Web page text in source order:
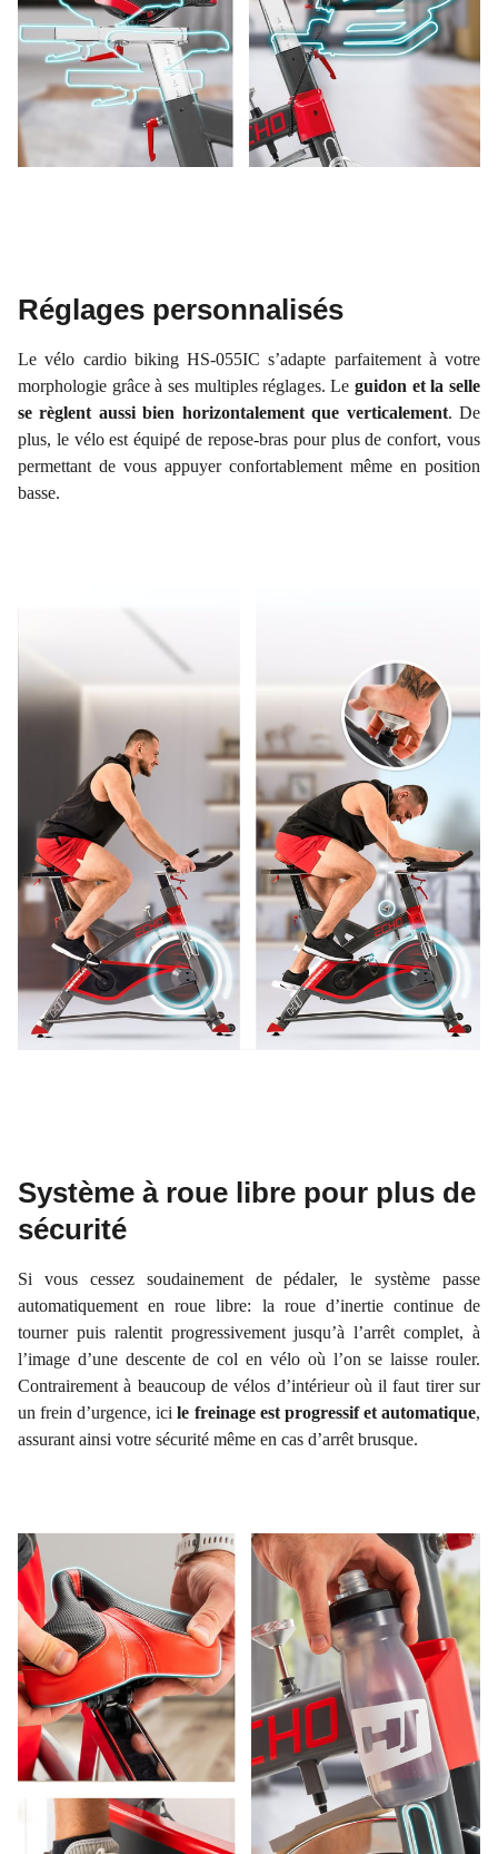
Réglages personnalisés
Le vélo cardio biking HS-055IC s’adapte parfaitement à votre
morphologie grâce à ses multiples réglages. Le guidon et la selle
se règlent aussi bien horizontalement que verticalement. De
plus, le vélo est équipé de repose-bras pour plus de confort, vous
permettant de vous appuyer confortablement même en position
basse.
Système à roue libre pour plus de
sécurité
Si vous cessez soudainement de pédaler, le système passe
automatiquement en roue libre: la roue d’inertie continue de
tourner puis ralentit progressivement jusqu’à l’arrêt complet, à
l’image d’une descente de col en vélo où l’on se laisse rouler.
Contrairement à beaucoup de vélos d’intérieur où il faut tirer sur
un frein d’urgence, icile freinage est progressif et automatique,
assurant ainsi votre sécurité même en cas d’arrêt brusque.